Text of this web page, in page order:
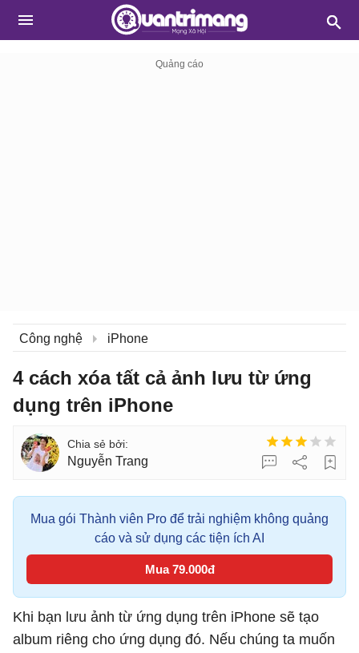
Công nghệ iPhone
4 cách xóa tất cả ảnh lưu từ ứng
dụng trên iPhone
Nguyễn Trang
Mua gói Thành viên Pro để trải nghiệm không quảng
cáo và sử dụng các tiện ích AI
Mua 79.000đ
Khi bạn lưu ảnh từ ứng dụng trên iPhone sẽ tạo
album riêng cho ứng dụng đó. Nếu chúng ta muốn